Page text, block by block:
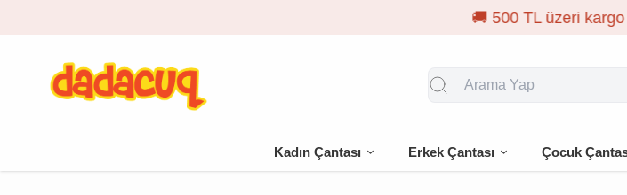
Kadın Çantası Erkek Çantası Çocuk